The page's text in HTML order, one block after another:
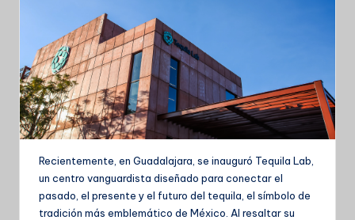
Recientemente, en Guadalajara, se inauguró Tequila Lab,
un centro vanguardista diseñado para conectar el
pasado, el presente y el futuro del tequila, el símbolo de
tradición más emblemático de México. Al resaltar su